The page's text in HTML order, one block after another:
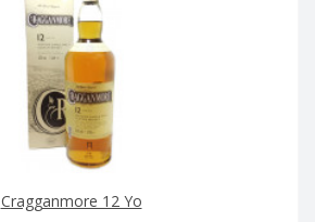
Cragganmore 12 Yo